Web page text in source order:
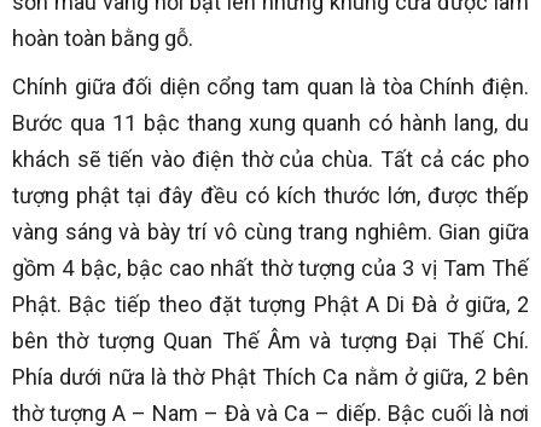
hoàn toàn bằng gỗ.
Chính giữa đối diện cổng tam quan là tòa Chính điện.
Bước qua 11 bậc thang xung quanh có hành lang, du
khách sẽ tiến vào điện thờ của chùa. Tất cả các pho
tượng phật tại đây đều có kích thước lớn, được thếp
vàng sáng và bày trí vô cùng trang nghiêm. Gian giữa
gồm 4 bậc, bậc cao nhất thờ tượng của 3 vị Tam Thế
Phật. Bậc tiếp theo đặt tượng Phật A Di Đà ở giữa, 2
bên thờ tượng Quan Thế Âm và tượng Đại Thế Chí.
Phía dưới nữa là thờ Phật Thích Ca nằm ở giữa, 2 bên
thờ tượng A – Nam – Đà và Ca – diếp. Bậc cuối là nơi